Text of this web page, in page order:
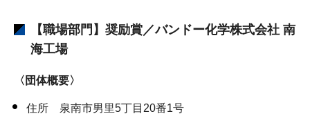
【職場部門】奨励賞／バンドー化学株式会社 南
海工場
〈団体概要〉
住所 泉南市男里5丁目20番1号